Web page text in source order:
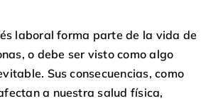
laboral forma parte de la vida de
o debe ser visto como algo
Sus consecuencias, como
a nuestra salud física,